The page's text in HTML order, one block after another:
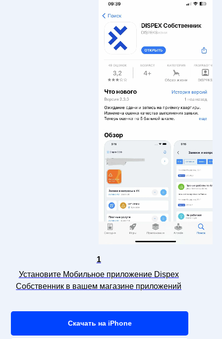
1
Установите Мобильное приложение Dispex
Собственник в вашем магазине приложений
Cкачать на iPhone